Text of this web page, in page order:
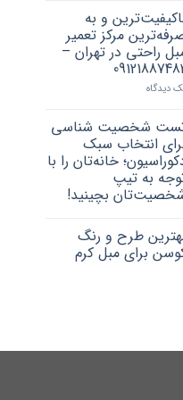
و به
مرکز تعمیر
راحتی در تهران –
دیدگاه
شخصیت شناسی
انتخاب سبک
خانه‌تان را با
به تیپ
بچینید!
طرح و رنگ
برای مبل کرم